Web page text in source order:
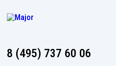
8 (495) 737 60 06